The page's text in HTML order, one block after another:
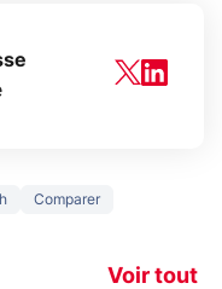
Comparer
Voir tout
5
prochaine